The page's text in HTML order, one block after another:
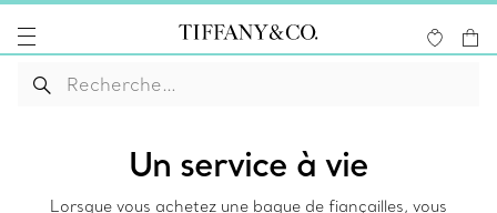
Un service à vie
Lorsque vous achetez une bague de fiançailles, vous